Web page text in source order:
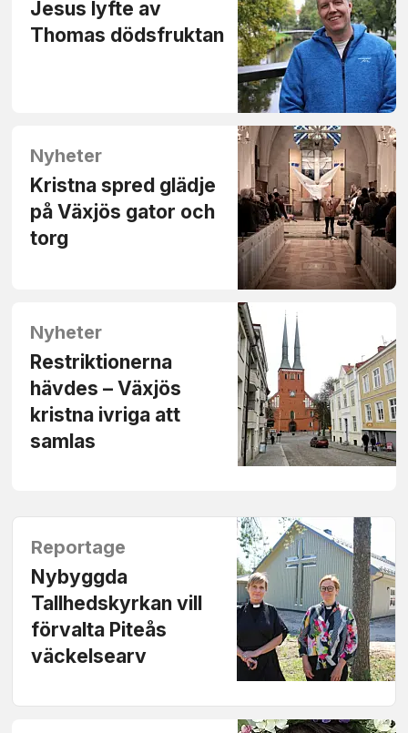
Jesus lyfte av
Thomas dödsfruktan
Nyheter
Kristna spred glädje
på Växjös gator och
torg
Nyheter
Restriktionerna
hävdes – Växjös
kristna ivriga att
samlas
Reportage
Nybyggda
Tallhedskyrkan vill
förvalta Piteås
väckelsearv